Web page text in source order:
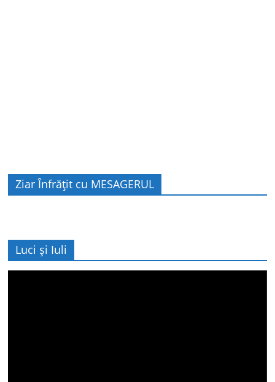
Ziar Înfrățit cu MESAGERUL
Luci și Iuli